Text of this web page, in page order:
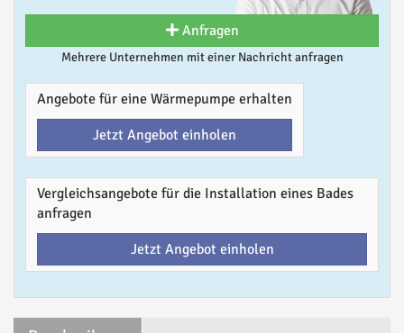
Anfragen
Mehrere Unternehmen mit einer Nachricht anfragen
Angebote für eine Wärmepumpe erhalten
Jetzt Angebot einholen
Vergleichsangebote für die Installation eines Bades
anfragen
Jetzt Angebot einholen